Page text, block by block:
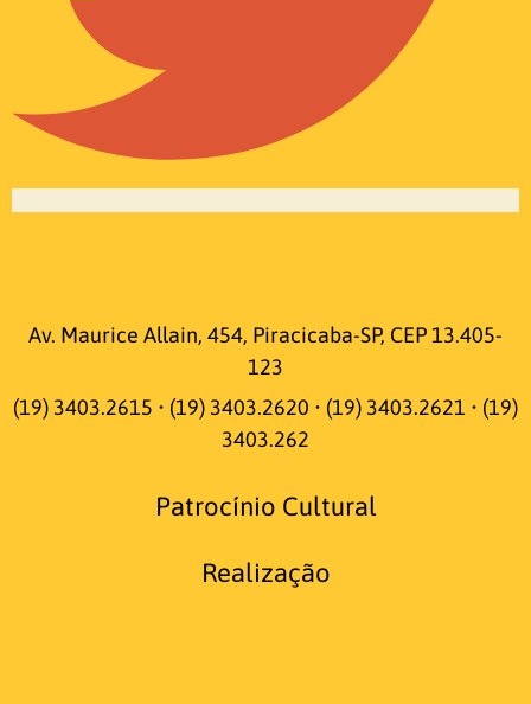
Av. Maurice Allain, 454, Piracicaba-SP, CEP 13.405-
123
(19) 3403.2615 • (19) 3403.2620 • (19) 3403.2621 • (19)
3403.262
Patrocínio Cultural
Realização